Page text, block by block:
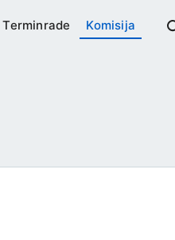
Terminrade Komisija